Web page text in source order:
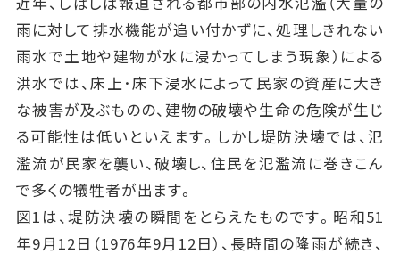
雨に対して排水機能が追い付かずに、処理しきれない
雨水で土地や建物が水に浸かってしまう現象）による
洪水では、床上･床下浸水によって民家の資産に大き
な被害が及ぶものの、建物の破壊や生命の危険が生じ
る可能性は低いといえます。しかし堤防決壊では、氾
濫流が民家を襲い、破壊し、住民を氾濫流に巻きこん
で多くの犠牲者が出ます。
図1は、堤防決壊の瞬間をとらえたものです。昭和51
年9月12日（1976年9月12日）、長時間の降雨が続き、